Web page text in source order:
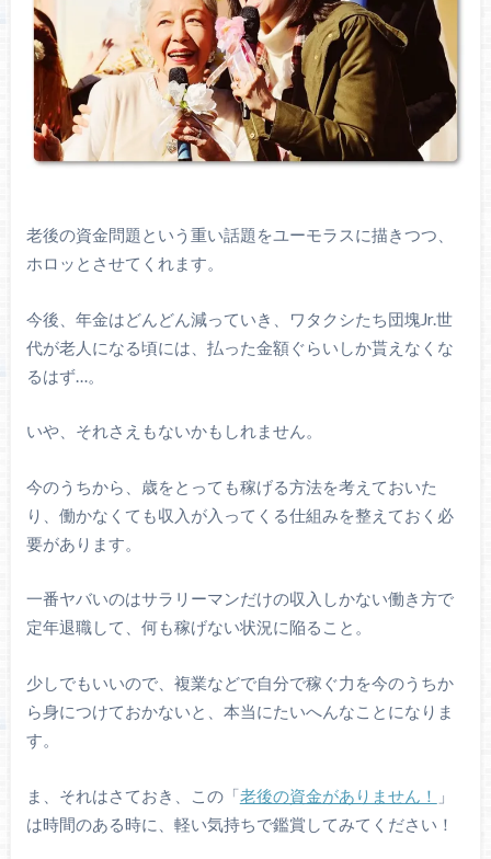
老後の資金問題という重い話題をユーモラスに描きつつ、
ホロッとさせてくれます。
今後、年金はどんどん減っていき、ワタクシたち団塊Jr.世
代が老人になる頃には、払った金額ぐらいしか貰えなくな
るはず…。
いや、それさえもないかもしれません。
今のうちから、歳をとっても稼げる方法を考えておいた
り、働かなくても収入が入ってくる仕組みを整えておく必
要があります。
一番ヤバいのはサラリーマンだけの収入しかない働き方で
定年退職して、何も稼げない状況に陥ること。
少しでもいいので、複業などで自分で稼ぐ力を今のうちか
ら身につけておかないと、本当にたいへんなことになりま
す。
ま、それはさておき、この「老後の資金がありません！
」
は時間のある時に、軽い気持ちで鑑賞してみてください！